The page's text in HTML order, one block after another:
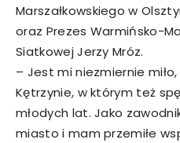
Marszałkowskiego w
oraz Prezes Warmińsko-
Siatkowej Jerzy Mróz.
– Jest mi niezmiernie
Kętrzynie, w którym też
młodych lat. Jako
miasto i mam przemiłe